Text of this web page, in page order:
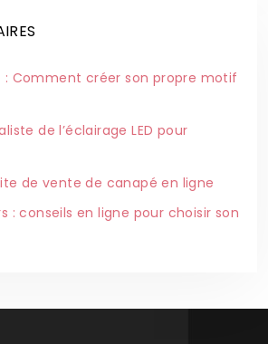
: Comment créer son propre motif
de l’éclairage LED pour
de vente de canapé en ligne
: conseils en ligne pour choisir son